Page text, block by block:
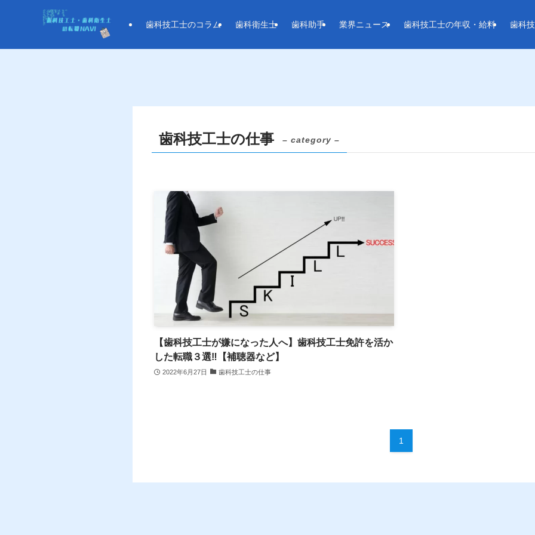
歯科技工士のコラム 歯科衛生士 歯科助手 業界ニュース 歯科技工士の年収・給料 歯科
歯科技工士の仕事 – category –
【歯科技工士が嫌になった人へ】歯科技工士免許を活か
した転職３選‼【補聴器など】
2022年6月27日 歯科技工士の仕事
1